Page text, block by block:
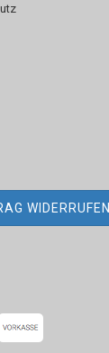
WIDERRUFEN